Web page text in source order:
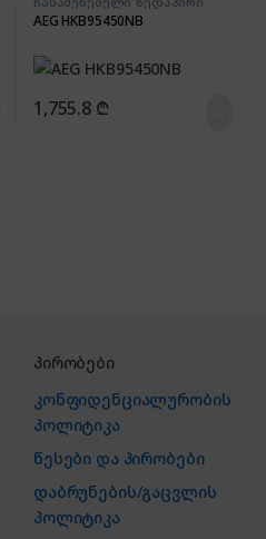
AEG HKB95450NB
1,755.8 ₾
პირობები
კონფიდენციალურობის
პოლიტიკა
წესები და პირობები
დაბრუნების/გაცვლის
პოლიტიკა